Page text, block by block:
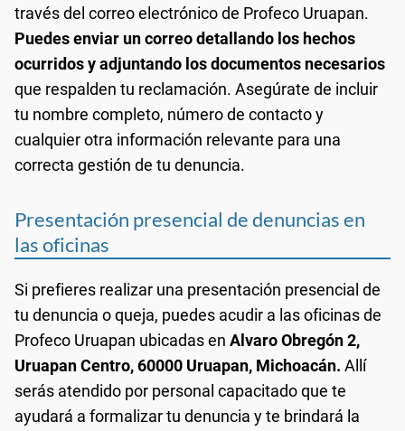
través del correo electrónico de Profeco Uruapan.
Puedes enviar un correo detallando los hechos
ocurridos y adjuntando los documentos necesarios
que respalden tu reclamación. Asegúrate de incluir
tu nombre completo, número de contacto y
cualquier otra información relevante para una
correcta gestión de tu denuncia.
Presentación presencial de denuncias en
las oficinas
Si prefieres realizar una presentación presencial de
tu denuncia o queja, puedes acudir a las oficinas de
Profeco Uruapan ubicadas en Alvaro Obregón 2,
Uruapan Centro, 60000 Uruapan, Michoacán. Allí
serás atendido por personal capacitado que te
ayudará a formalizar tu denuncia y te brindará la